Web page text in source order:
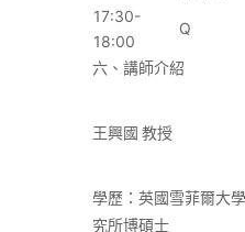
17:30-
18:00
Q
六、講師介紹
王興國 教授
學歷：英國雪菲爾大
究所博碩士